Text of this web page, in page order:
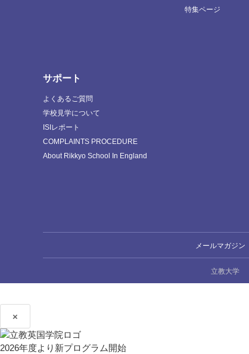
特集ページ
サポート
よくあるご質問
学校見学について
ISIレポート
COMPLAINTS PROCEDURE
About Rikkyo School In England
メールマガジン
立教大学
×
2026年度より新プログラム開始